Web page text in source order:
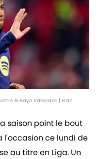
le Rayo Vallecano | Fran
saison point le bout
l'occasion ce lundi de
au titre en Liga. Un